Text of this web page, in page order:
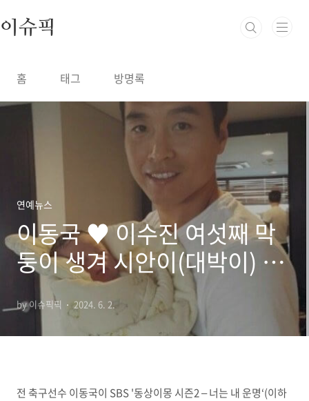
이슈픽
홈 태그 방명록
연예뉴스
이동국 ♥ 이수진 여섯째 막
둥이 생겨 시안이(대박이) 막
내 탈출??
by 이슈픽픽 2024. 6. 2.
전 축구선수 이동국이 SBS '동상이몽 시즌2 – 너는 내 운명‘(이하